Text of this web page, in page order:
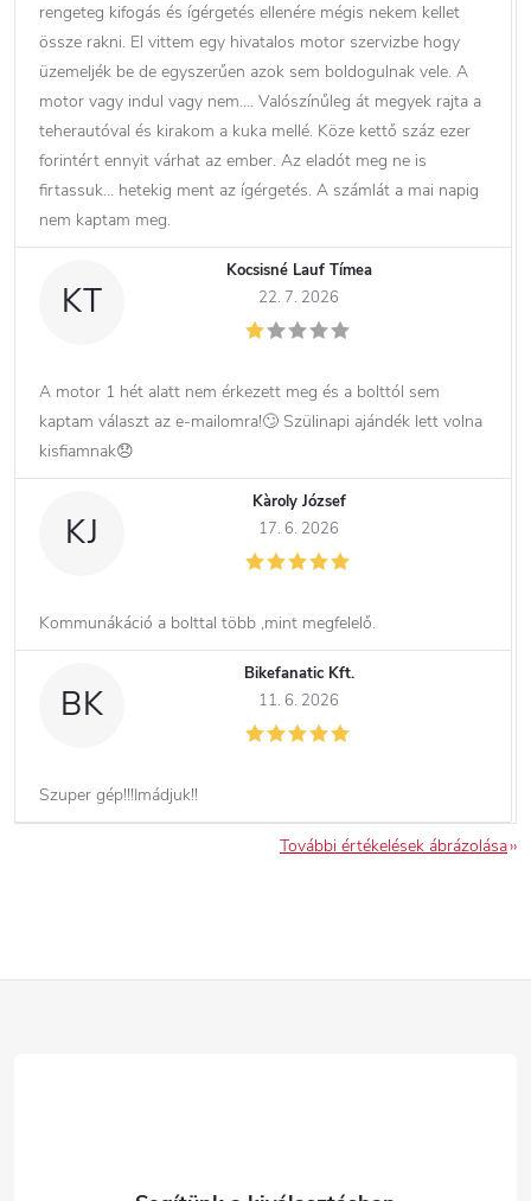
rengeteg kifogás és ígérgetés ellenére mégis nekem kellet
össze rakni. El vittem egy hivatalos motor szervizbe hogy
üzemeljék be de egyszerűen azok sem boldogulnak vele. A
motor vagy indul vagy nem…. Valószínűleg át megyek rajta a
teherautóval és kirakom a kuka mellé. Köze kettő száz ezer
forintért ennyit várhat az ember. Az eladót meg ne is
firtassuk… hetekig ment az ígérgetés. A számlát a mai napig
nem kaptam meg.
KT
Kocsisné Lauf Tímea
22. 7. 2026
A motor 1 hét alatt nem érkezett meg és a bolttól sem
kaptam választ az e-mailomra!🙄 Szülinapi ajándék lett volna
kisfiamnak😞
KJ
Kàroly József
17. 6. 2026
Kommunákáció a bolttal több ,mint megfelelő.
BK
Bikefanatic Kft.
11. 6. 2026
Szuper gép!!!Imádjuk!!
További értékelések ábrázolása